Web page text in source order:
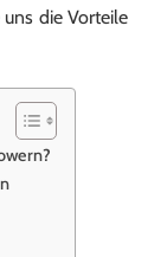
die Vorteile